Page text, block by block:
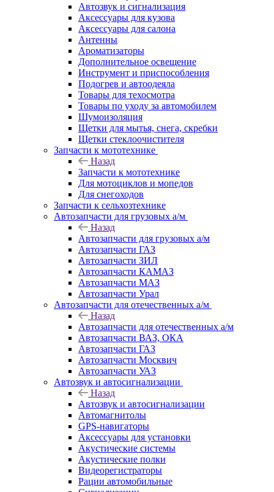
Автозвук и сигнализация
Аксессуары для кузова
Аксессуары для салона
Антенны
Ароматизаторы
Дополнительное освещение
Инструмент и приспособления
Подогрев и автоодеяла
Товары для техосмотра
Товары по уходу за автомобилем
Шумоизоляция
Щетки для мытья, снега, скребки
Щетки стеклоочистителя
Запчасти к мототехнике
Назад
Запчасти к мототехнике
Для мотоциклов и мопедов
Для снегоходов
Запчасти к сельхозтехнике
Автозапчасти для грузовых а/м
Назад
Автозапчасти для грузовых а/м
Автозапчасти ГАЗ
Автозапчасти ЗИЛ
Автозапчасти КАМАЗ
Автозапчасти МАЗ
Автозапчасти Урал
Автозапчасти для отечественных а/м
Назад
Автозапчасти для отечественных а/м
Автозапчасти ВАЗ, ОКА
Автозапчасти ГАЗ
Автозапчасти Москвич
Автозапчасти УАЗ
Автозвук и автосигнализации
Назад
Автозвук и автосигнализации
Автомагнитолы
GPS-навигаторы
Аксессуары для установки
Акустические системы
Акустические полки
Видеорегистраторы
Рации автомобильные